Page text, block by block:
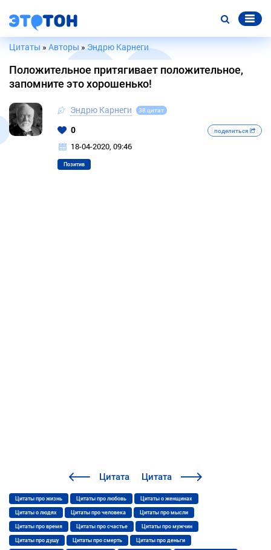
Цитаты » Авторы »Эндрю Карнеги
Положительное притягивает положительное,
запомните это хорошенько!
Эндрю Карнеги 38 цитат
0 поделиться
18-04-2020, 09:46
Позитив
Цитата Цитата
Цитаты про жизнь Цитаты про любовь Цитаты о женщинах
Цитаты о людях Цитаты про человека Цитаты про мысли
Цитаты про время Цитаты про счастье Цитаты про мужчин
Цитаты про душу Цитаты про смерть Цитаты про деньги